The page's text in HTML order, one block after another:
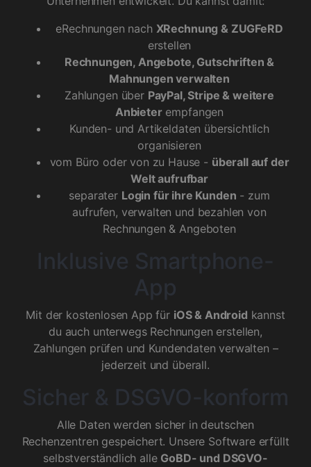
eRechnungen nach XRechnung & ZUGFeRD
erstellen
Rechnungen, Angebote, Gutschriften &
Mahnungen verwalten
Zahlungen über PayPal, Stripe & weitere
Anbieterempfangen
Kunden- und Artikeldaten übersichtlich
organisieren
vom Büro oder von zu Hause - überall auf der
Welt aufrufbar
separater Login für ihre Kunden - zum
aufrufen, verwalten und bezahlen von
Rechnungen & Angeboten
Inklusive Smartphone-
App
Mit der kostenlosen App für iOS & Android kannst
du auch unterwegs Rechnungen erstellen,
Zahlungen prüfen und Kundendaten verwalten –
jederzeit und überall.
Sicher & DSGVO-konform
Alle Daten werden sicher in deutschen
Rechenzentren gespeichert. Unsere Software erfüllt
selbstverständlich alle GoBD- und DSGVO-